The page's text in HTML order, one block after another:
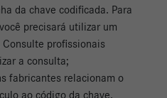
da chave codificada. Para
precisará utilizar um
profissionais
a consulta;
fabricantes relacionam o
ao código da chave.